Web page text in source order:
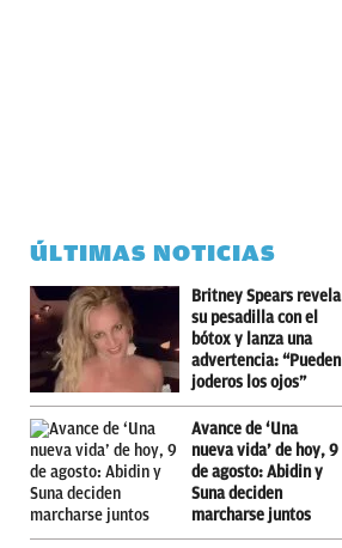
ÚLTIMAS NOTICIAS
Britney Spears revela
su pesadilla con el
bótox y lanza una
advertencia: “Pueden
joderos los ojos”
Avance de ‘Una
nueva vida’ de hoy, 9
de agosto: Abidin y
Suna deciden
marcharse juntos